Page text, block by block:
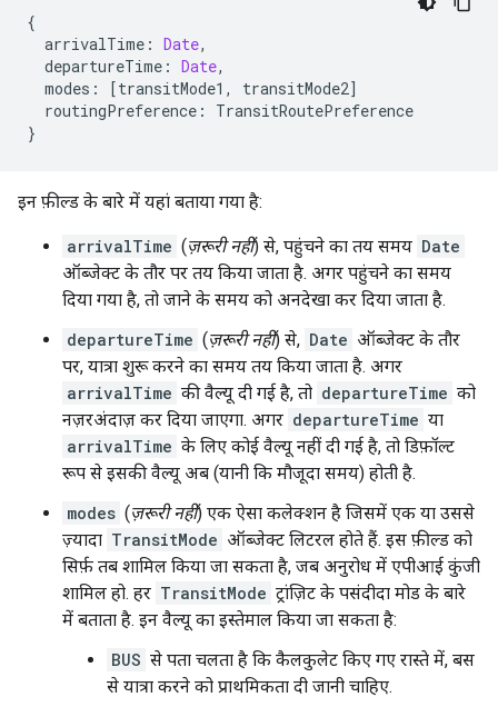
{
arrivalTime : Date,
departureTime : Date,
modes : [transitMode1 , transitMode2]
routingPreference :
TransitRoutePreference
}
इन फ़ील्ड के बारे में यहां बताया गया है:
arrivalTime (ज़रूरी नहीं) से, पहुंचने का तय समय Date
ऑब्जेक्ट के तौर पर तय किया जाता है. अगर पहुंचने का समय
दिया गया है, तो जाने के समय को अनदेखा कर दिया जाता है.
departureTime (ज़रूरी नहीं) से, Date ऑब्जेक्ट के तौर
पर, यात्रा शुरू करने का समय तय किया जाता है. अगर
arrivalTime की वैल्यू दी गई है, तो departureTime को
नज़रअंदाज़ कर दिया जाएगा. अगर departureTime या
arrivalTime के लिए कोई वैल्यू नहीं दी गई है, तो डिफ़ॉल्ट
रूप से इसकी वैल्यू अब (यानी कि मौजूदा समय) होती है.
modes (ज़रूरी नहीं) एक ऐसा कलेक्शन है जिसमें एक या उससे
ज़्यादा TransitMode ऑब्जेक्ट लिटरल होते हैं. इस फ़ील्ड को
सिर्फ़ तब शामिल किया जा सकता है, जब अनुरोध में एपीआई कुंजी
शामिल हो. हर TransitMode ट्रांज़िट के पसंदीदा मोड के बारे
में बताता है. इन वैल्यू का इस्तेमाल किया जा सकता है:
BUS से पता चलता है कि कैलकुलेट किए गए रास्ते में, बस
से यात्रा करने को प्राथमिकता दी जानी चाहिए.